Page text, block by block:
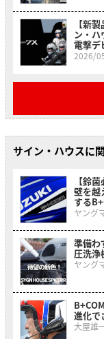
【新
ン・ハ
電撃デ
2026/
サイン・ハウスに
【鈴
壁を越
する
ヤング
準備わ
圧洗浄
ヤング
進化で
大屋雄